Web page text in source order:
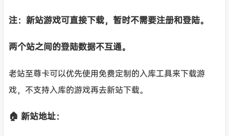
注：新站游戏可直接下载，暂时不需要注册和登陆。
两个站之间的登陆数据不互通。
老站至尊卡可以优先使用免费定制的入库工具来下载游
戏，不支持入库的游戏再去新站下载。
🏠 新站地址：